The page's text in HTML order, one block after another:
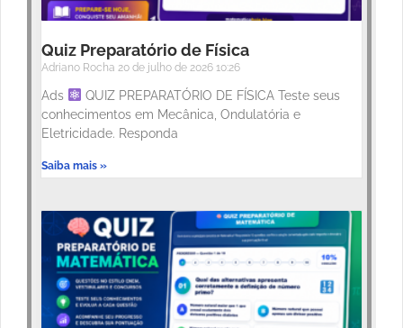
Quiz Preparatório de Física
Adriano Rocha 20 de julho de 2026 10:26
Ads
QUIZ PREPARATÓRIO DE FÍSICA Teste seus
conhecimentos em Mecânica, Ondulatória e
Eletricidade. Responda
Saiba mais »